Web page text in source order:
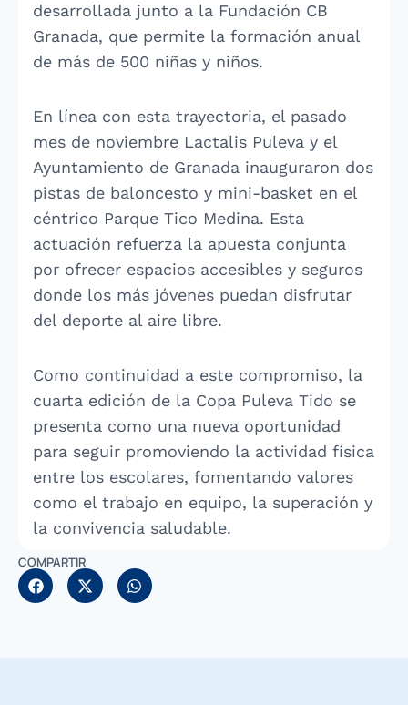
desarrollada junto a la Fundación CB
Granada, que permite la formación anual
de más de 500 niñas y niños.
En línea con esta trayectoria, el pasado
mes de noviembre Lactalis Puleva y el
Ayuntamiento de Granada inauguraron dos
pistas de baloncesto y mini-basket en el
céntrico Parque Tico Medina. Esta
actuación refuerza la apuesta conjunta
por ofrecer espacios accesibles y seguros
donde los más jóvenes puedan disfrutar
del deporte al aire libre.
Como continuidad a este compromiso, la
cuarta edición de la Copa Puleva Tido se
presenta como una nueva oportunidad
para seguir promoviendo la actividad física
entre los escolares, fomentando valores
como el trabajo en equipo, la superación y
la convivencia saludable.
COMPARTIR